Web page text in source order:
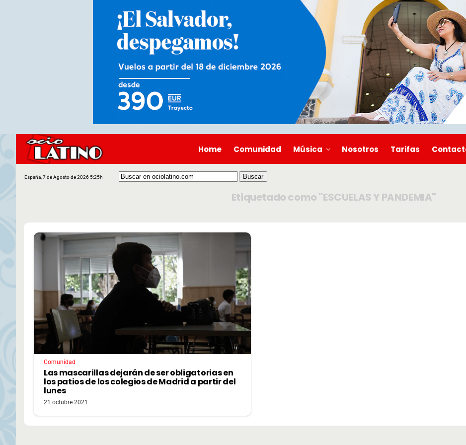
Home Comunidad Música Nosotros Tarifas
España, 7 de Agosto de 2026 5:25h
Etiquetado como "ESCUELAS Y PANDEMIA"
Comunidad
Las mascarillas dejarán de ser obligatorias en
los patios de los colegios de Madrid a partir del
lunes
21 octubre 2021